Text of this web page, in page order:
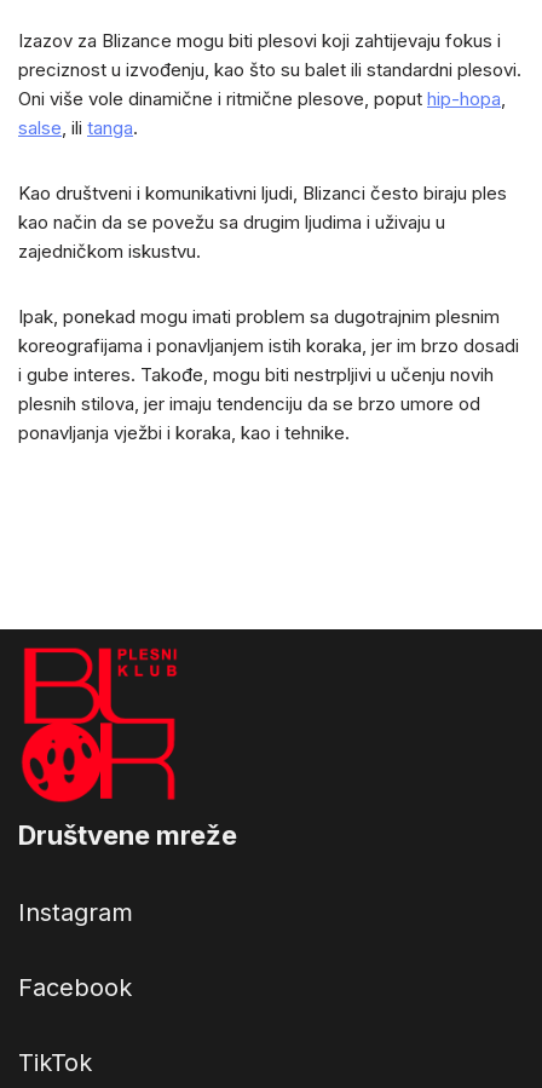
Izazov za Blizance mogu biti plesovi koji zahtijevaju fokus i
preciznost u izvođenju, kao što su balet ili standardni plesovi.
Oni više vole dinamične i ritmične plesove, poput hip-hopa,
salse, ili tanga.
Kao društveni i komunikativni ljudi, Blizanci često biraju ples
kao način da se povežu sa drugim ljudima i uživaju u
zajedničkom iskustvu.
Ipak, ponekad mogu imati problem sa dugotrajnim plesnim
koreografijama i ponavljanjem istih koraka, jer im brzo dosadi
i gube interes. Takođe, mogu biti nestrpljivi u učenju novih
plesnih stilova, jer imaju tendenciju da se brzo umore od
ponavljanja vježbi i koraka, kao i tehnike.
Društvene mreže
Instagram
Facebook
TikTok